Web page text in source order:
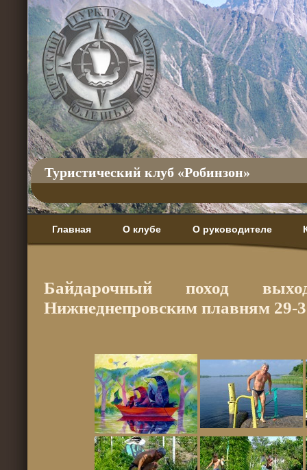
Туристический клуб «Робинзон»
Главная О клубе О руководителе
Байдарочный поход
Нижнеднепровским плавням 29-